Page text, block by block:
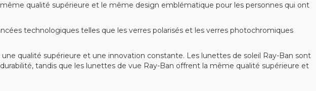
qualité supérieure et le même design emblématique pour les personnes qui ont
technologiques telles que les verres polarisés et les verres photochromiques
qualité supérieure et une innovation constante. Les lunettes de soleil Ray-Ban sont
tandis que les lunettes de vue Ray-Ban offrent la même qualité supérieure et